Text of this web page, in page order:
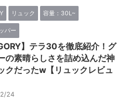
リュック 容量：30L~
パー
】テラ30を徹底紹介！グ
の素晴らしさを詰め込んだ神
クだったw【リュックレビュ
24